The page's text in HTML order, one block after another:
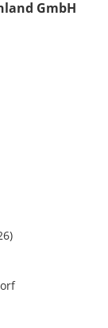
GmbH